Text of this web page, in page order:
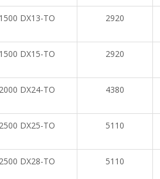
DX13-TO 2920
DX15-TO 2920
DX24-TO 4380
DX25-TO 5110
DX28-TO 5110